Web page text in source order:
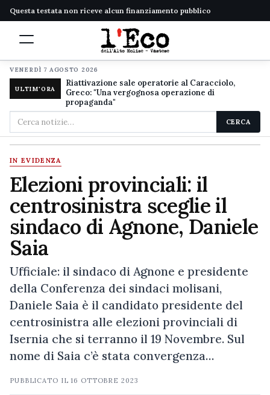
Questa testata non riceve alcun finanziamento pubblico
VENERDÌ 7 AGOSTO 2026
ULTIM'ORA
Riattivazione sale operatorie al Caracciolo,
Greco: "Una vergognosa operazione di
propaganda"
Cerca
nel
sito
CERCA
IN EVIDENZA
Elezioni provinciali: il
centrosinistra sceglie il
sindaco di Agnone, Daniele
Saia
Ufficiale: il sindaco di Agnone e presidente
della Conferenza dei sindaci molisani,
Daniele Saia è il candidato presidente del
centrosinistra alle elezioni provinciali di
Isernia che si terranno il 19 Novembre. Sul
nome di Saia c’è stata convergenza…
PUBBLICATO IL16 OTTOBRE 2023